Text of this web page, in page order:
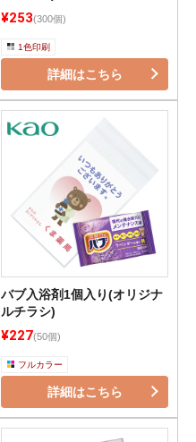
¥253(300個)
1色印刷
詳細はこちら
バブ入浴剤1個入り(オリジナ
ルチラシ)
¥227(50個)
フルカラー
詳細はこちら